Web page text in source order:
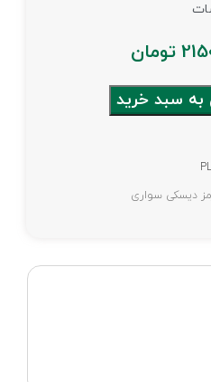
تومان
به سبد خرید
دیسکی سواری